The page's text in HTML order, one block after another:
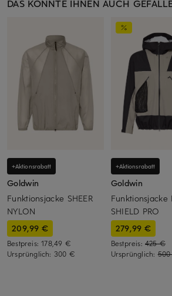
DAS KÖNNTE IHNEN AUCH
+Aktionsrabatt
Goldwin
Funktionsjacke SHEER
NYLON
209,99 €
Bestpreis:178,49 €
Ursprünglich: 300 €
+Aktionsrabatt
Goldwin
Funktionsjacke
SHIELD PRO
279,99 €
Bestpreis: 425 €
Ursprünglich: